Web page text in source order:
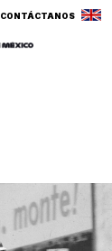
CONTÁCTANOS